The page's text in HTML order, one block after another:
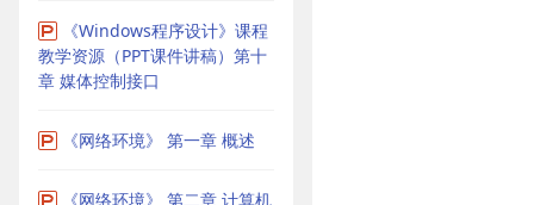
《Windows程序设计》课程
教学资源（PPT课件讲稿）第十
章 媒体控制接口
《网络环境》 第一章 概述
《网络环境》 第二章 计算机